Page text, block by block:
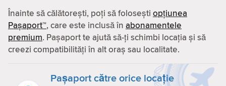
Înainte să călătorești, poți să folosești opțiunea
Pașaport™, care este inclusă în abonamentele
premium. Pașaport te ajută să-ți schimbi locația și să
creezi compatibilităţi în alt oraș sau localitate.
Pașaport către orice locație